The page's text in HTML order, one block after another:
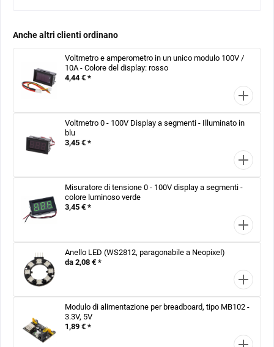
Anche altri clienti ordinano
Voltmetro e amperometro in un unico modulo 100V /
10A - Colore del display: rosso
4,44 € *
Voltmetro 0 - 100V Display a segmenti - Illuminato in
blu
3,45 € *
Misuratore di tensione 0 - 100V display a segmenti -
colore luminoso verde
3,45 € *
Anello LED (WS2812, paragonabile a Neopixel)
da 2,08 € *
Modulo di alimentazione per breadboard, tipo MB102 -
3.3V, 5V
1,89 € *